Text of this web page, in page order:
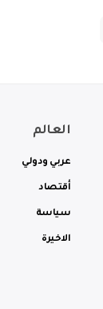
العالم
عربي ودولي
أقتصاد
سياسة
الاخيرة